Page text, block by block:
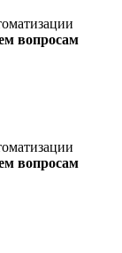
вопросам
вопросам